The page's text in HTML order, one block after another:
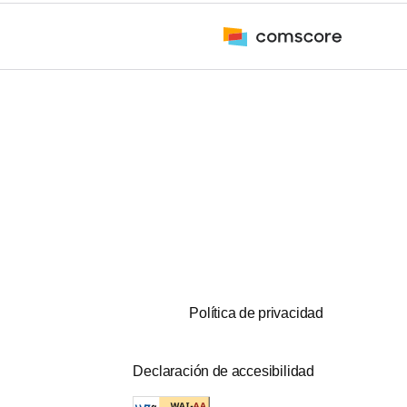
Política de privacidad
Declaración de accesibilidad